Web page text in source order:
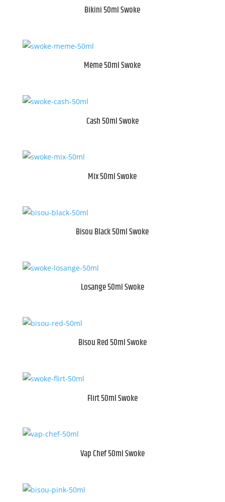
Bikini 50ml Swoke
Mème 50ml Swoke
Cash 50ml Swoke
Mix 50ml Swoke
Bisou Black 50ml Swoke
Losange 50ml Swoke
Bisou Red 50ml Swoke
Flirt 50ml Swoke
Vap Chef 50ml Swoke